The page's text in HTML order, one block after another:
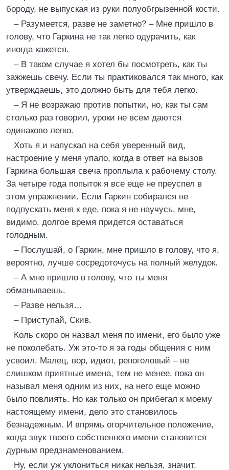
бороду, не выпуская из руки полуобгрызенной кости.
– Разумеется, разве не заметно? – Мне пришло в
голову, что Гаркина не так легко одурачить, как
иногда кажется.
– В таком случае я хотел бы посмотреть, как ты
зажжешь свечу. Если ты практиковался так много, как
утверждаешь, это должно быть для тебя легко.
– Я не возражаю против попытки, но, как ты сам
столько раз говорил, уроки не всем даются
одинаково легко.
Хоть я и напускал на себя уверенный вид,
настроение у меня упало, когда в ответ на вызов
Гаркина большая свеча проплыла к рабочему столу.
За четыре года попыток я все еще не преуспел в
этом упражнении. Если Гаркин собирался не
подпускать меня к еде, пока я не научусь, мне,
видимо, долгое время придется оставаться
голодным.
– Послушай, о Гаркин, мне пришло в голову, что я,
вероятно, лучше сосредоточусь на полный желудок.
– А мне пришло в голову, что ты меня
обманываешь.
– Разве нельзя…
– Приступай, Скив.
Коль скоро он назвал меня по имени, его было уже
не поколебать. Уж это-то я за годы общения с ним
усвоил. Малец, вор, идиот, репоголовый – не
слишком приятные имена, тем не менее, пока он
называл меня одним из них, на него еще можно
было повлиять. Но как только он прибегал к моему
настоящему имени, дело это становилось
безнадежным. И впрямь огорчительное положение,
когда звук твоего собственного имени становится
дурным предзнаменованием.
Ну, если уж уклониться никак нельзя, значит,